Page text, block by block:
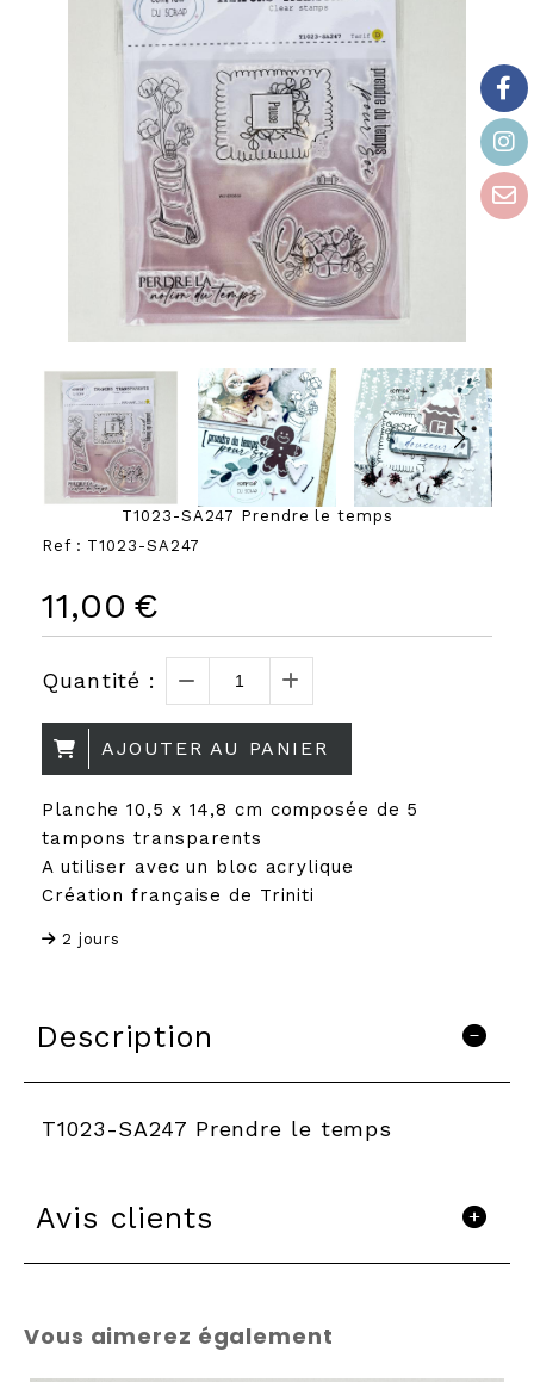
T1023-SA247 Prendre le temps
Ref : T1023-SA247
11,00 €
Quantité :
AJOUTER AU PANIER
Planche 10,5 x 14,8 cm composée de 5
tampons transparents
A utiliser avec un bloc acrylique
Création française de Triniti
2 jours
Description
T1023-SA247 Prendre le temps
Avis clients
Vous aimerez également